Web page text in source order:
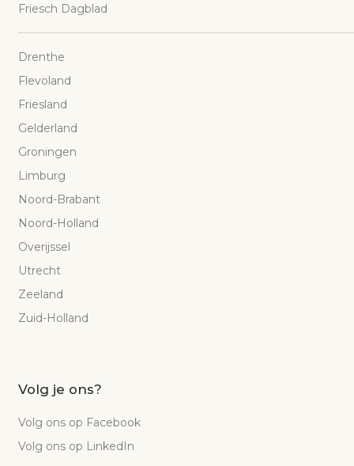
Friesch Dagblad
Drenthe
Flevoland
Friesland
Gelderland
Groningen
Limburg
Noord-Brabant
Noord-Holland
Overijssel
Utrecht
Zeeland
Zuid-Holland
Volg je ons?
Volg ons op Facebook
Volg ons op LinkedIn